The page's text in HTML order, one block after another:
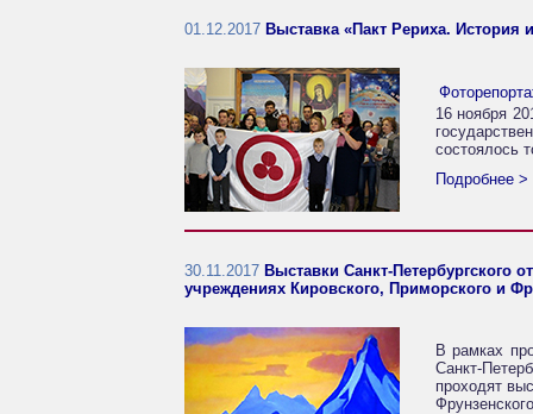
01.12.2017 Выставка «Пакт Рериха. История
16 ноября
состоялось
Подробнее >
30.11.2017 Выставки Санкт-Петербургского
учреждениях Кировского, Приморского и
В рамках
Санкт-
проходят